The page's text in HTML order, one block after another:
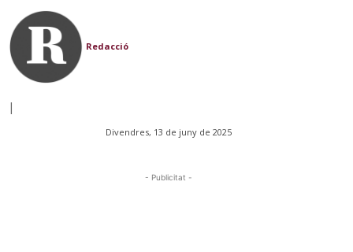
Redacció
|
Divendres, 13 de juny de 2025
- Publicitat -